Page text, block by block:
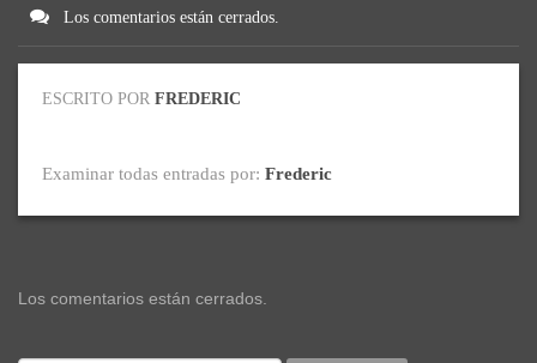
Los comentarios están cerrados.
ESCRITO POR FREDERIC
Examinar todas entradas por: Frederic
Los comentarios están cerrados.